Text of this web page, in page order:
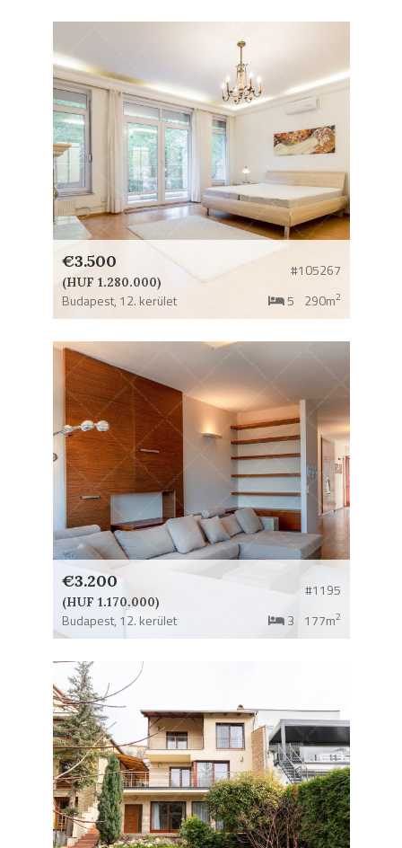
€3.500
(HUF 1.280.000)
#105267
Budapest, 12. kerület 5 290m2
€3.200
(HUF 1.170.000)
#1195
Budapest, 12. kerület 3 177m2